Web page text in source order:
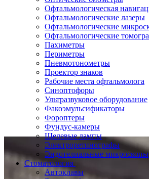
Офтальмологическая
Офтальмологические лазеры
Офтальмологические
Офтальмологические
Пахиметры
Периметры
Пневмотонометры
Проектор знаков
Рабочие места офтальмолога
Синоптофоры
Ультразвуковое оборудование
Факоэмульсификаторы
Фороптеры
Фундус-камеры
Щелевые лампы
Электроретинографы
Эндотелиальные микроскопы
Стоматология
Автоклавы